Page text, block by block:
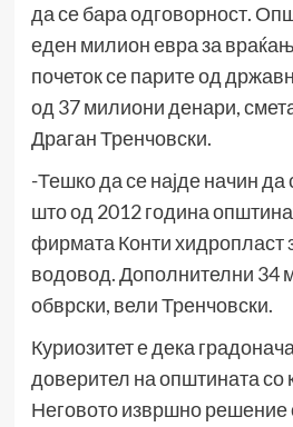
да се бара одговорност.
еден милион евра за
почеток се парите од
од 37 милиони денари,
Драган Тренчовски.
-Тешко да се најде начин да
што од 2012 година
фирмата Конти хидропласт
водовод. Дополнителни 34
обврски, вели Тренчовски.
Куриозитет е дека
доверител на општината со
Неговото извршно решение